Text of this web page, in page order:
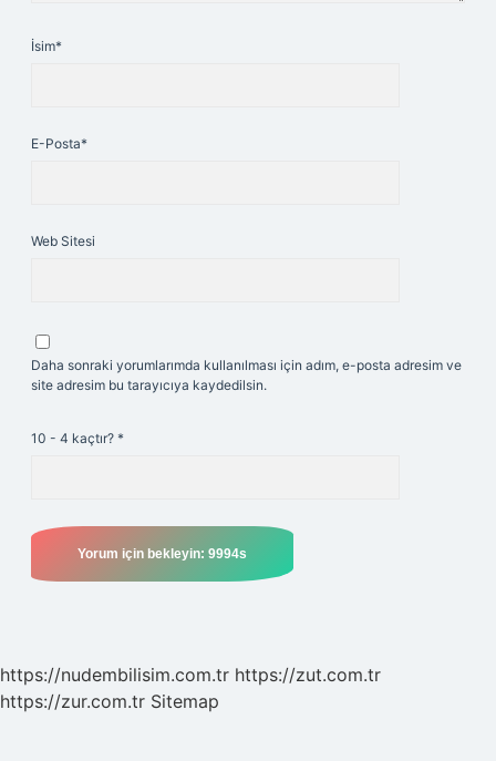
İsim*
E-Posta*
Web Sitesi
Daha sonraki yorumlarımda kullanılması için adım, e-posta adresim ve
site adresim bu tarayıcıya kaydedilsin.
10 - 4 kaçtır? *
https://nudembilisim.com.tr https://zut.com.tr
https://zur.com.tr Sitemap